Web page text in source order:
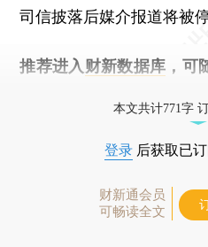
司信披落后媒介报道将被
推荐进入 财新数据库 ，可
本文共计771字
登录 后获取已
财新通会员
可畅读全文